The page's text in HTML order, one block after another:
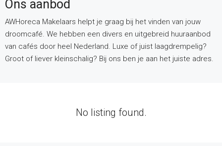
Ons aanbod
AWHoreca Makelaars helpt je graag bij het vinden van jouw
droomcafé. We hebben een divers en uitgebreid huuraanbod
van cafés door heel Nederland. Luxe of juist laagdrempelig?
Groot of liever kleinschalig? Bij ons ben je aan het juiste adres.
No listing found.